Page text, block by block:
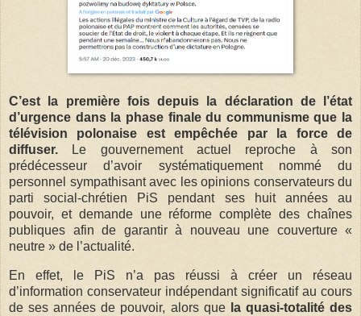
C’est la première fois depuis la déclaration de l’état
d’urgence dans la phase finale du communisme que la
télévision polonaise est empêchée par la force de
diffuser. Le gouvernement actuel reproche à son
prédécesseur d’avoir systématiquement nommé du
personnel sympathisant avec les opinions conservateurs du
parti social-chrétien PiS pendant ses huit années au
pouvoir, et demande une réforme complète des chaînes
publiques afin de garantir à nouveau une couverture «
neutre » de l’actualité.
En effet, le PiS n’a pas réussi à créer un réseau
d’information conservateur indépendant significatif au cours
de ses années de pouvoir, alors que la quasi-totalité des